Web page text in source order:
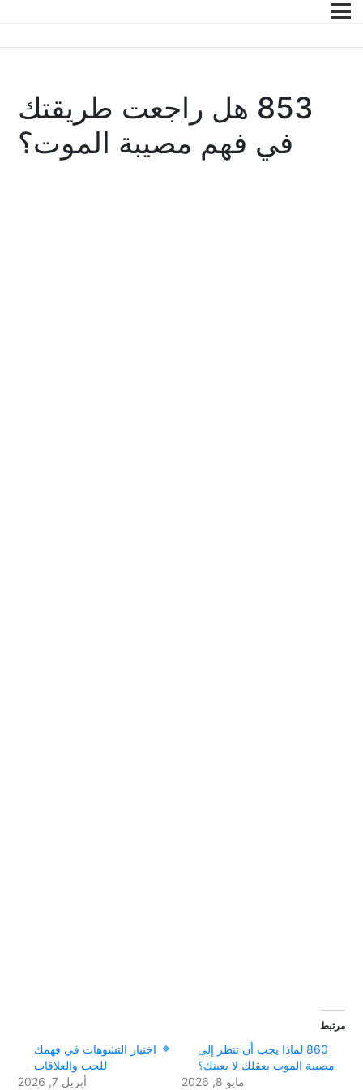
853 هل راجعت طريقتك
في فهم مصيبة الموت؟
مرتبط
860 لماذا يجب أن تنظر إلى
مصيبة الموت بعقلك لا بعينك؟
مايو 8, 2026
اختبار التشوهات في فهمك
للحب والعلاقات
أبريل 7, 2026